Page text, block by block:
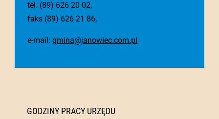
tel. (89) 626 20 02,
faks (89) 626 21 86,
e-mail: gmina@janowiec.com.pl
GODZINY PRACY URZĘDU